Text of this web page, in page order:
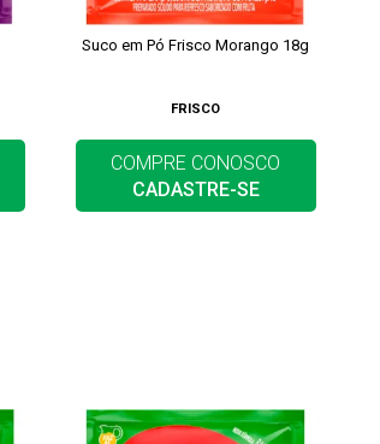
Suco em Pó Frisco Morango 18g
FRISCO
COMPRE CONOSCO
CADASTRE-SE